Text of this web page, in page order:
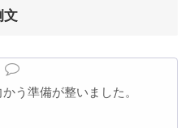
文
う準備が整いました。